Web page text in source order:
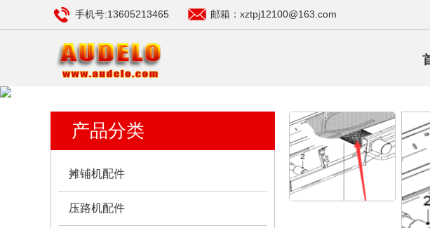
手机号:13605213465 邮箱：xztpj12100@163.com
产品分类
摊铺机配件
压路机配件